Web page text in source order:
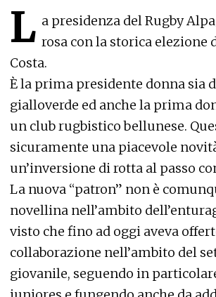
L a presidenza del Rugby
rosa con la storica elezione
Costa.
È la prima presidente donna sia
gialloverde ed anche la prima
un club rugbistico bellunese.
sicuramente una piacevole
un’inversione di rotta al passo
La nuova “patron” non è
novellina nell’ambito
visto che fino ad oggi aveva
collaborazione nell’ambito del
giovanile, seguendo in